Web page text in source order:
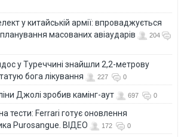
у китайській армії: впроваджується
масованих авіаударів
204
у Туреччині знайшли 2,2-метрову
бога лікування
227 0
Джолі зробив камінг-аут 697 0
тести: Ferrari готує оновлення
Purosangue. ВІДЕО
172 0